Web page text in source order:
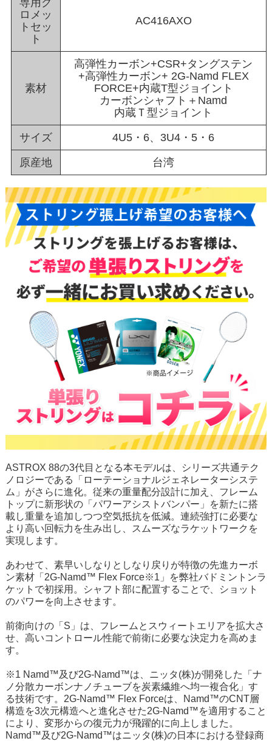
専用グ
ロメッ
トセッ
ト
AC416AXO
素材
高弾性カーボン+CSR+タングステン
+高弾性カーボン+ 2G-Namd FLEX
FORCE+内蔵T型ジョイント
カーボンシャフト＋Namd
内蔵Ｔ型ジョイント
サイズ 4U5・6、3U4・5・6
原産地 台湾
ASTROX 88の3代目となる本モデルは、シリーズ共通テク
ノロジーである「ローテーショナルジェネレーターシステ
ム」がさらに進化。従来の重量配分設計に加え、フレーム
トップに新形状の「パワーアシストバンパー」を新たに搭
載し重量を追加しつつ空気抵抗を低減。連続強打に必要な
より高い回転力を生み出し、スムーズなラケットワークを
実現します。
あわせて、素早いしなりとしなり戻りが特徴の先進カーボ
ン素材「2G-Namd™ Flex Force※1」を弊社バドミントンラ
ケットで初採用。シャフト部に配置することで、ショット
のパワーを向上させます。
前衛向けの「S」は、フレームとスウィートエリアを拡大さ
せ、高いコントロール性能で前衛に必要な決定力を高めま
す。
※1 Namd™及び2G-Namd™は、ニッタ(株)が開発した「ナ
ノ分散カーボンナノチューブを炭素繊維へ均一複合化」す
る技術です。2G-Namd™ Flex Forceは、Namd™のCNT層
構造を3次元構造へと進化させた2G-Namd™を適用すること
により、変形からの復元力が飛躍的に向上しました。
Namd™及び2G-Namd™はニッタ(株)の日本における登録商